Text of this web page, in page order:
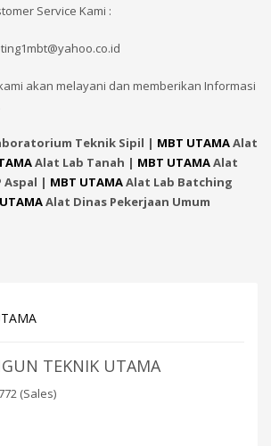
Service Kami :
akan melayani dan memberikan Informasi
Teknik Sipil | MBT UTAMAAlat
Alat Lab Tanah | MBT UTAMAAlat
Aspal | MBT UTAMAAlat Lab Batching
Alat Dinas Pekerjaan Umum
TEKNIK UTAMA
(Sales)